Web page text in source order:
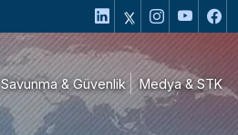
Savunma & Güvenlik Medya & STK